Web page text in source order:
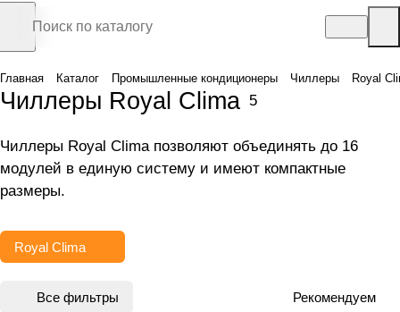
Главная Каталог Промышленные кондиционеры Чиллеры Royal
Чиллеры Royal Clima 5
Чиллеры Royal Clima позволяют объединять до 16
модулей в единую систему и имеют компактные
размеры.
Royal Clima
Все фильтры Рекомендуем